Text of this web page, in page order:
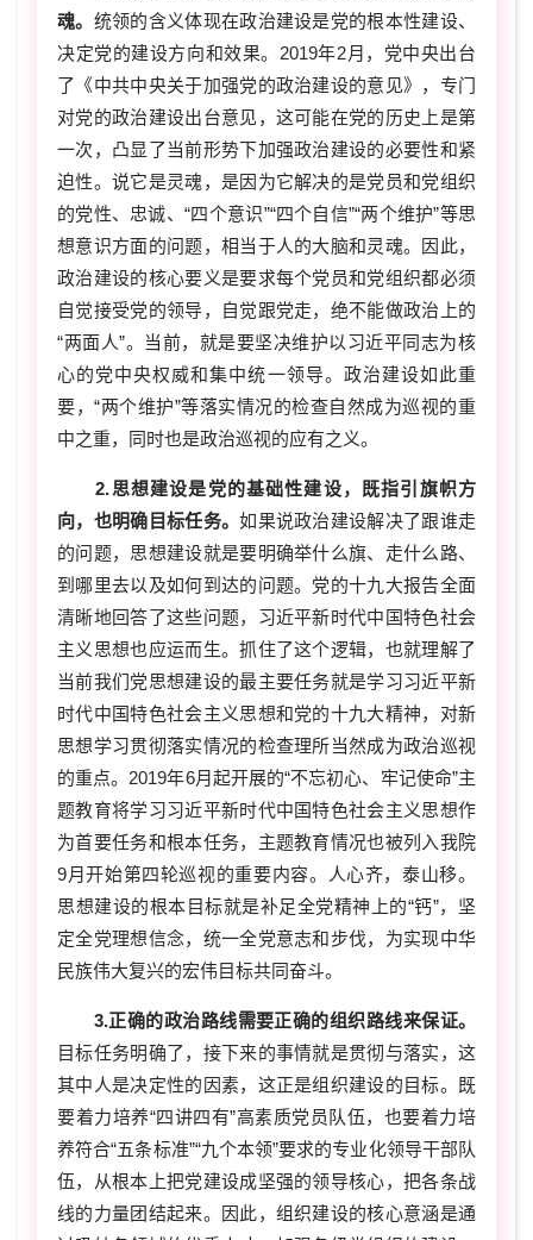
魂。 统领的含义体现在政治建设是党的根本性建设、
决定党的建设方向和效果。2019年2月，党中央出台
了《中共中央关于加强党的政治建设的意见》，专门
对党的政治建设出台意见，这可能在党的历史上是第
一次，凸显了当前形势下加强政治建设的必要性和紧
迫性。说它是灵魂，是因为它解决的是党员和党组织
的党性、忠诚、“四个意识”“四个自信”“两个维护”等思
想意识方面的问题，相当于人的大脑和灵魂。因此，
政治建设的核心要义是要求每个党员和党组织都必须
自觉接受党的领导，自觉跟党走，绝不能做政治上的
“两面人”。当前，就是要坚决维护以习近平同志为核
心的党中央权威和集中统一领导。政治建设如此重
要，“两个维护”等落实情况的检查自然成为巡视的重
中之重，同时也是政治巡视的应有之义。
2.思想建设是党的基础性建设，既指引旗帜方
向，也明确目标任务。如果说政治建设解决了跟谁走
的问题，思想建设就是要明确举什么旗、走什么路、
到哪里去以及如何到达的问题。党的十九大报告全面
清晰地回答了这些问题，习近平新时代中国特色社会
主义思想也应运而生。抓住了这个逻辑，也就理解了
当前我们党思想建设的最主要任务就是学习习近平新
时代中国特色社会主义思想和党的十九大精神，对新
思想学习贯彻落实情况的检查理所当然成为政治巡视
的重点。2019年6月起开展的“不忘初心、牢记使命”主
题教育将学习习近平新时代中国特色社会主义思想作
为首要任务和根本任务，主题教育情况也被列入我院
9月开始第四轮巡视的重要内容。人心齐，泰山移。
思想建设的根本目标就是补足全党精神上的“钙”，坚
定全党理想信念，统一全党意志和步伐，为实现中华
民族伟大复兴的宏伟目标共同奋斗。
3.正确的政治路线需要正确的组织路线来保证。
目标任务明确了，接下来的事情就是贯彻与落实，这
其中人是决定性的因素，这正是组织建设的目标。既
要着力培养“四讲四有”高素质党员队伍，也要着力培
养符合“五条标准”“九个本领”要求的专业化领导干部队
伍，从根本上把党建设成坚强的领导核心，把各条战
线的力量团结起来。因此，组织建设的核心意涵是通